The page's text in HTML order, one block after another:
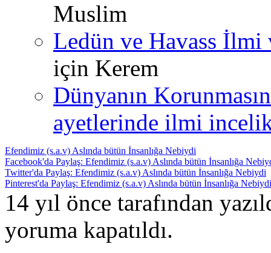
Muslim
Ledün ve Havass İlmi
için Kerem
Dünyanın
ayetlerinde ilmi
Efendimiz (s.a.v) Aslında bütün İnsanlığa Nebiydi
Facebook'da Paylaş: Efendimiz (s.a.v) Aslında bütün İnsanlığa
Twitter'da Paylaş: Efendimiz (s.a.v) Aslında bütün İnsanlığa Nebiydi
Pinterest'da Paylaş: Efendimiz (s.a.v) Aslında bütün İnsanlığa Nebiydi
14 yıl önce tarafından
yoruma kapatıldı.